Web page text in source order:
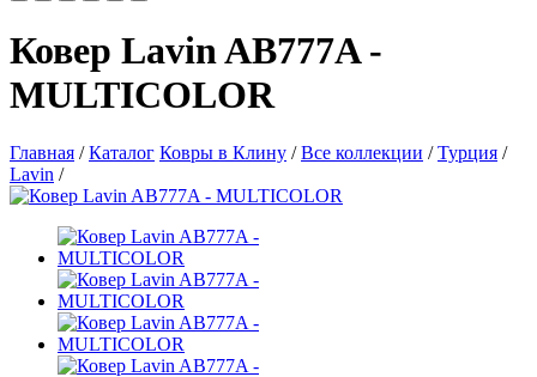
Ковер Lavin AB777A -
MULTICOLOR
Главная / Каталог Ковры в Клину / Все коллекции / Турция /
Lavin /